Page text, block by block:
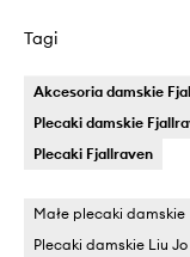
Tagi
Akcesoria damskie
Plecaki damskie
Plecaki Fjallraven
Małe plecaki damskie
Plecaki damskie Liu Jo